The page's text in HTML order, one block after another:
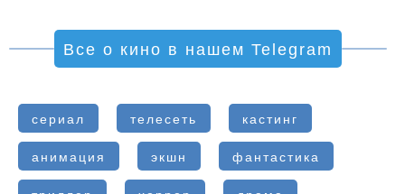
Все о кино в нашем Telegram
сериал телесеть кастинг
анимация экшн фантастика